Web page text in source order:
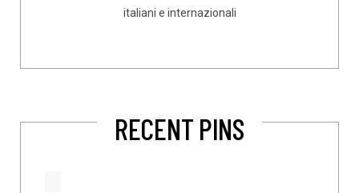
italiani e internazionali
RECENT PINS